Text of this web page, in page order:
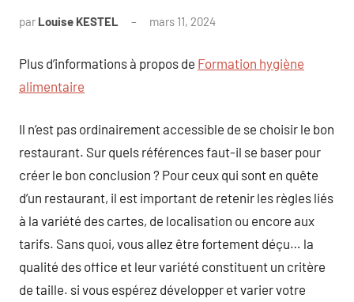
par Louise KESTEL mars 11, 2024
Plus d’informations à propos de Formation hygiène
alimentaire
Il n’est pas ordinairement accessible de se choisir le bon
restaurant. Sur quels références faut-il se baser pour
créer le bon conclusion ? Pour ceux qui sont en quête
d’un restaurant, il est important de retenir les règles liés
à la variété des cartes, de localisation ou encore aux
tarifs. Sans quoi, vous allez être fortement déçu… la
qualité des office et leur variété constituent un critère
de taille. si vous espérez développer et varier votre